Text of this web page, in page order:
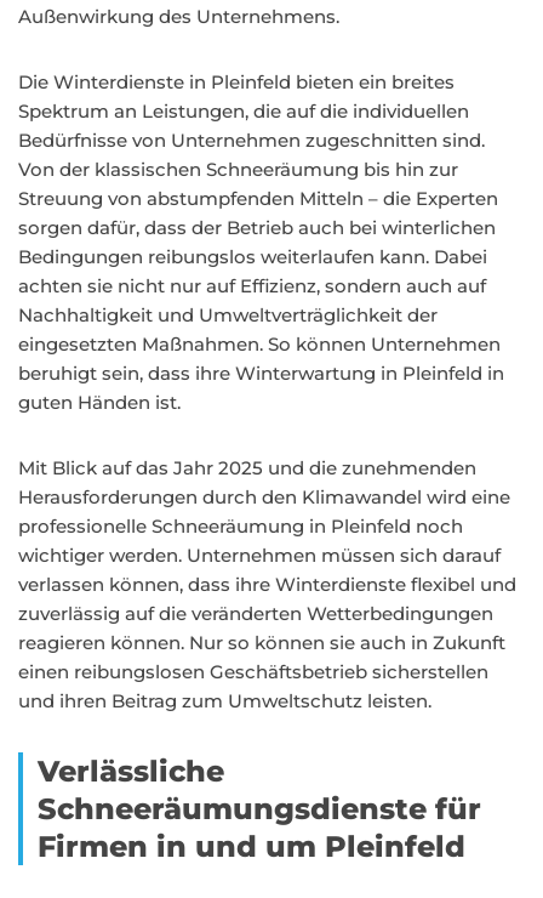
Außenwirkung des Unternehmens.
Die Winterdienste in Pleinfeld bieten ein breites
Spektrum an Leistungen, die auf die individuellen
Bedürfnisse von Unternehmen zugeschnitten sind.
Von der klassischen Schneeräumung bis hin zur
Streuung von abstumpfenden Mitteln – die Experten
sorgen dafür, dass der Betrieb auch bei winterlichen
Bedingungen reibungslos weiterlaufen kann. Dabei
achten sie nicht nur auf Effizienz, sondern auch auf
Nachhaltigkeit und Umweltverträglichkeit der
eingesetzten Maßnahmen. So können Unternehmen
beruhigt sein, dass ihre Winterwartung in Pleinfeld in
guten Händen ist.
Mit Blick auf das Jahr 2025 und die zunehmenden
Herausforderungen durch den Klimawandel wird eine
professionelle Schneeräumung in Pleinfeld noch
wichtiger werden. Unternehmen müssen sich darauf
verlassen können, dass ihre Winterdienste flexibel und
zuverlässig auf die veränderten Wetterbedingungen
reagieren können. Nur so können sie auch in Zukunft
einen reibungslosen Geschäftsbetrieb sicherstellen
und ihren Beitrag zum Umweltschutz leisten.
Verlässliche
Schneeräumungsdienste für
Firmen in und um Pleinfeld